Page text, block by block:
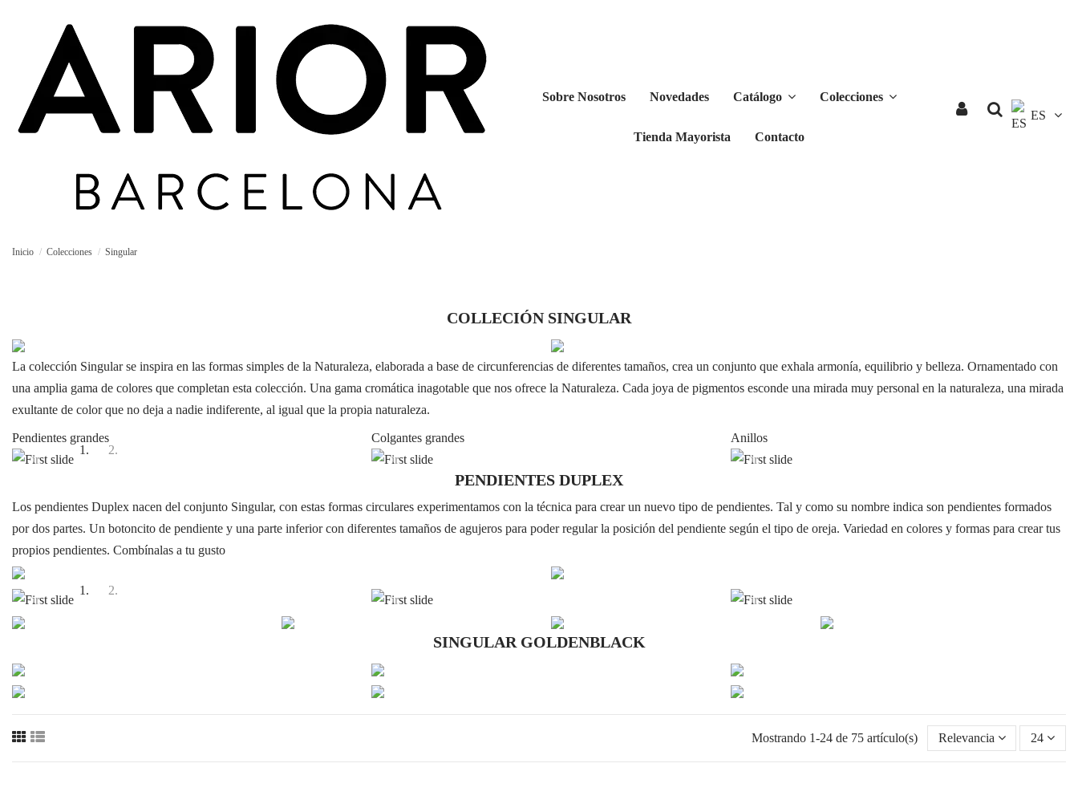
Sobre Nosotros Novedades Catálogo Colecciones
Tienda Mayorista Contacto
ES
Inicio Colecciones Singular
COLLECIÓN SINGULAR
La colección Singular se inspira en las formas simples de la Naturaleza, elaborada a base de circunferencias de diferentes tamaños, crea un conjunto que exhala armonía, equilibrio y belleza. Ornamentado con
una amplia gama de colores que completan esta colección. Una gama cromática inagotable que nos ofrece la Naturaleza. Cada joya de pigmentos esconde una mirada muy personal en la naturaleza, una mirada
exultante de color que no deja a nadie indiferente, al igual que la propia naturaleza.
Pendientes grandes Colgantes grandes Anillos
PENDIENTES DUPLEX
Los pendientes Duplex nacen del conjunto Singular, con estas formas circulares experimentamos con la técnica para crear un nuevo tipo de pendientes. Tal y como su nombre indica son pendientes formados
por dos partes. Un botoncito de pendiente y una parte inferior con diferentes tamaños de agujeros para poder regular la posición del pendiente según el tipo de oreja. Variedad en colores y formas para crear tus
propios pendientes. Combínalas a tu gusto
SINGULAR GOLDENBLACK
Mostrando 1-24 de 75 artículo(s) Relevancia 24